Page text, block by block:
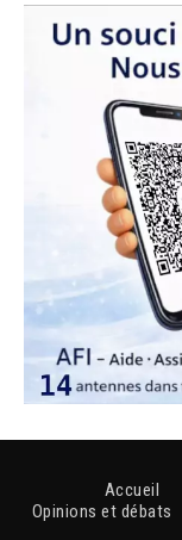
Accueil
Opinions et débats